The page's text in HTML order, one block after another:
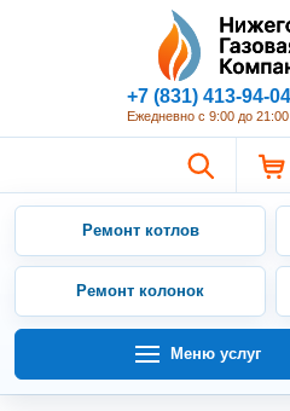
+7 (831) 413-94-04
Ежедневно с 9:00 до 21:00
Ремонт котлов
Ремонт колонок
Меню услуг